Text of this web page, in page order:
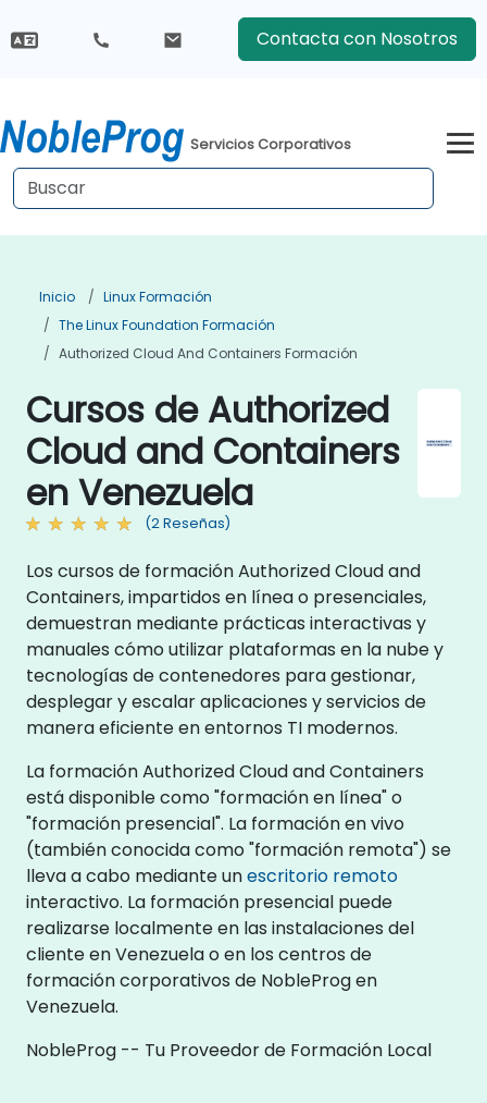
Contacta con Nosotros
Servicios Corporativos
Inicio
Linux Formación
The Linux Foundation Formación
Authorized Cloud And Containers Formación
Cursos de Authorized
Cloud and Containers
en Venezuela
(2 Reseñas)
Los cursos de formación Authorized Cloud and
Containers, impartidos en línea o presenciales,
demuestran mediante prácticas interactivas y
manuales cómo utilizar plataformas en la nube y
tecnologías de contenedores para gestionar,
desplegar y escalar aplicaciones y servicios de
manera eficiente en entornos TI modernos.
La formación Authorized Cloud and Containers
está disponible como "formación en línea" o
"formación presencial". La formación en vivo
(también conocida como "formación remota") se
lleva a cabo mediante unescritorio remoto
interactivo. La formación presencial puede
realizarse localmente en las instalaciones del
cliente en Venezuela o en los centros de
formación corporativos de NobleProg en
Venezuela.
NobleProg -- Tu Proveedor de Formación Local